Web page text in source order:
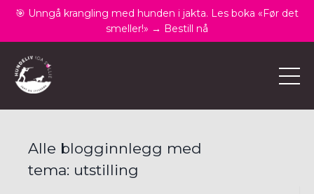
🎯 Unngå krangling med hunden i jakta. Les boka «Før det
smeller!» → Bestill nå
Alle blogginnlegg med
tema: utstilling